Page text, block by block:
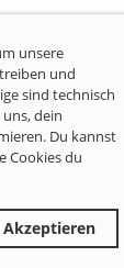
unsere
und
sind technisch
dein
Du kannst
Cookies du
Akzeptieren